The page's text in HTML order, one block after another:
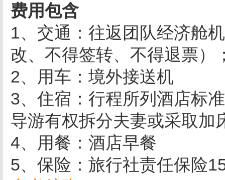
费用包含
1、交通：往返团队经济舱
改、不得签转、不得退票）
2、用车：境外接送机
3、住宿：行程所列酒店标
导游有权拆分夫妻或采取加
4、用餐：酒店早餐
5、保险：旅行社责任保险